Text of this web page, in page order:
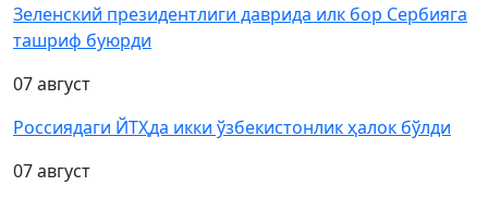
Зеленский президентлиги даврида илк бор Сербияга
ташриф буюрди
07 август
Россиядаги ЙТҲда икки ўзбекистонлик ҳалок бўлди
07 август